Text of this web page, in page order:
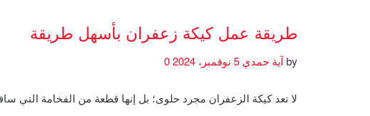
طريقة عمل كيكة زعفران بأسهل طريقة
byآية حمدي
لا تعد كيكة الزعفران مجرد حلوى؛ بل إنها قطعة من الفخامة